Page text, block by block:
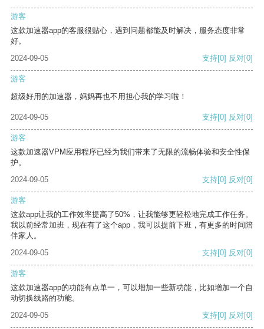
游客
这款加速器app的客服很贴心，遇到问题都能及时解决，服务态度非常
好。
2024-09-05
支持[0] 反对[0]
游客
超级好用的加速器，妈妈再也不用担心我的学习啦！
2024-09-05 支持[0] 反对[0]
游客
这款加速器VPM应用程序已经为我们带来了无限的流畅体验和安全性保
护。
2024-09-05
支持[0] 反对[0]
游客
这款app让我的工作效率提高了50%，让我能够更轻松地完成工作任务。
我以前经常加班，现在有了这个app，我可以提前下班，有更多的时间陪
伴家人。
2024-09-05
支持[0] 反对[0]
游客
这款加速器app的功能有点单一，可以增加一些新功能，比如增加一个自
动切换线路的功能。
2024-09-05
支持[0] 反对[0]